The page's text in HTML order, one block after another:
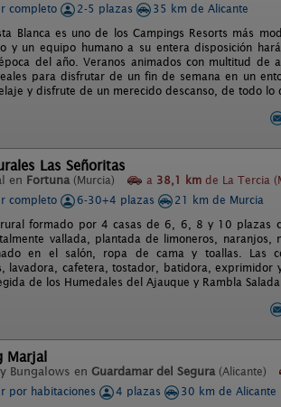
completo
2-5 plazas
35 km de Alicante
Blanca es uno de los Campings Resorts más
y un equipo humano a su entera disposición
del año. Veranos animados con multitud de
para disfrutar de un fin de semana en un
y disfrute de un merecido descanso, de todo lo
Las Señoritas
en Fortuna (Murcia) a 38,1 km de La Tercia
completo
6-30+4 plazas
21 km de Murcia
formado por 4 casas de 6, 6, 8 y 10 plazas
vallada, plantada de limoneros, naranjos,
en el salón, ropa de cama y toallas. Las
lavadora, cafetera, tostador, batidora, exprimidor
de los Humedales del Ajauque y Rambla
Marjal
Bungalows en Guardamar del Segura (Alicante)
por habitaciones
4 plazas
30 km de Alicante